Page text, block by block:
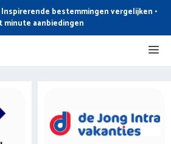
bestemmingen vergelijken •
minute aanbiedingen